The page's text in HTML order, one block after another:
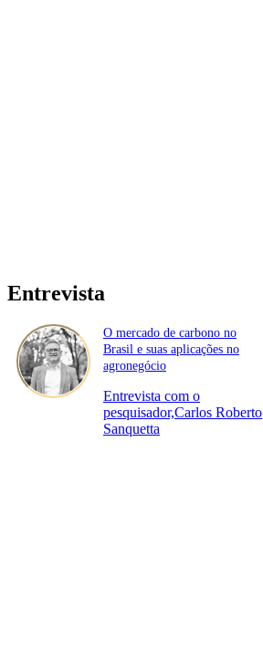
Entrevista
O mercado de carbono no
Brasil e suas aplicações no
agronegócio
Entrevista com o
pesquisador,Carlos Roberto
Sanquetta